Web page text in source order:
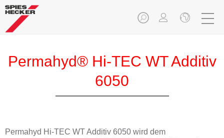
Permahyd® Hi-TEC WT Additiv
6050
Permahyd Hi-TEC WT Additiv 6050 wird dem